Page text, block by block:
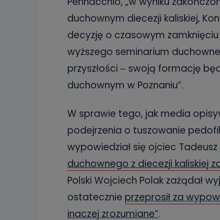
19 dostępu do
ich
sprzeciwu
Do kiedy
Do czasu
Jakie
źródeł
adres
oraz
Jak
Można to
duchownym diecezji kaliskiej,
decyzję o czasowym
wyższego seminarium
przyszłości ‒ swoją formację
duchownym w Poznaniu”.
W sprawie tego, jak media
podejrzenia o tuszowanie
wypowiedział się ojciec Tadeusz
duchownego z diecezji kaliskiej
Polski Wojciech Polak zażądał
ostatecznie przeprosił za
inaczej zrozumiane”.